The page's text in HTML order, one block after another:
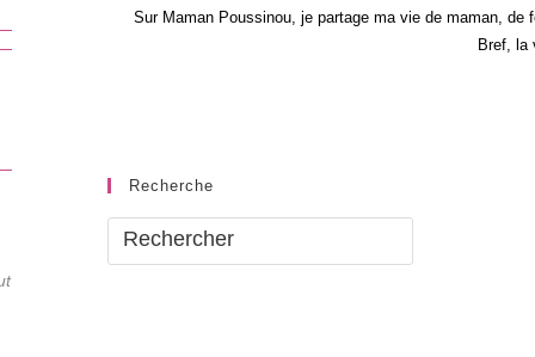
Sur Maman Poussinou, je partage ma vie de maman,
Bref, la
Recherche